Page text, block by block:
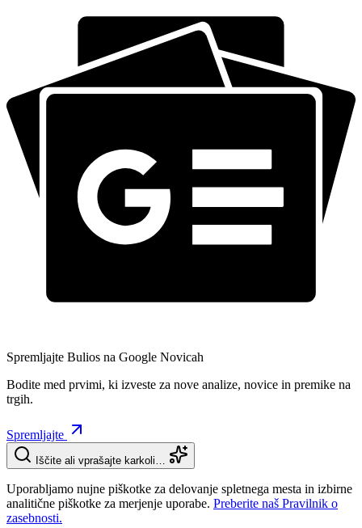
Spremljajte Bulios na Google Novicah
Bodite med prvimi, ki izveste za nove analize, novice in premike na
trgih.
Spremljajte
Iščite ali vprašajte karkoli…
Uporabljamo nujne piškotke za delovanje spletnega mesta in izbirne
analitične piškotke za merjenje uporabe. Preberite naš Pravilnik o
zasebnosti.